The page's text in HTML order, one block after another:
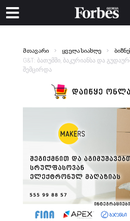
მთავარი ყველა სიახლე
G&T: ბათუმში, ბაკურიანსა და
შემცირდა